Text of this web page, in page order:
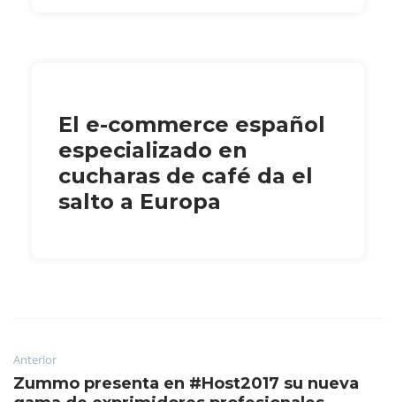
El e-commerce español
especializado en
cucharas de café da el
salto a Europa
Anterior
Zummo presenta en #Host2017 su nueva